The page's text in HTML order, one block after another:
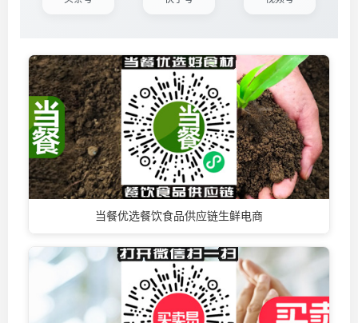
当餐优选餐饮食品供应链生鲜电商